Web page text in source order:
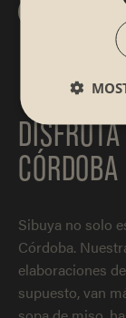
¿A qué
CÓRDOBA
Sibuya no solo
Córdoba.
elaboraciones
supuesto, van